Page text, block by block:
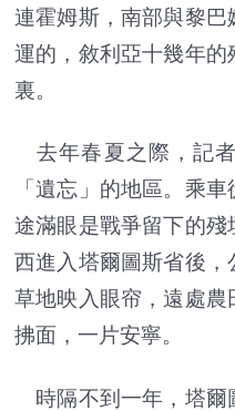
連霍姆斯，南部與黎
運的，敘利亞十幾年的
裏。
去年春夏之際，記
「遺忘」的地區。乘
途滿眼是戰爭留下的殘
西進入塔爾圖斯省後，
草地映入眼帘，遠處
拂面，一片安寧。
時隔不到一年，塔爾